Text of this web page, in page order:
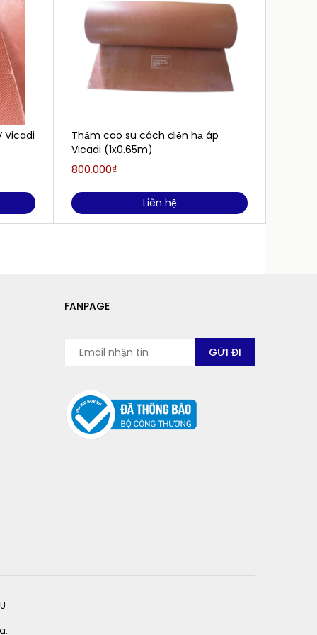
Vicadi
Thảm cao su cách điện hạ áp
Vicadi (1x0.65m)
800.000₫
Liên hệ
FANPAGE